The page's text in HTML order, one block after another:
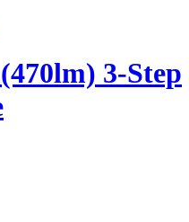
3-Step